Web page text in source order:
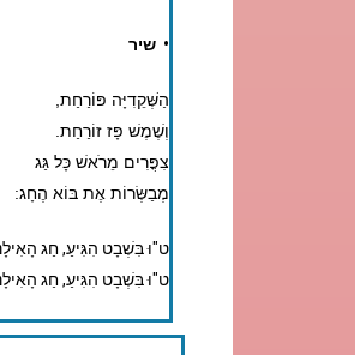
• שיר
הַשְּׁקֵדִיָּה
וְשֶׁמֶשׁ פָּז זוֹרַחַת.
צִפֳּרִים מֵרֹאשׁ כָּל גַּג
מְבַשְּׂרוֹת אֶת בּוֹא הֶחָג:
ט"וּ בִּשְׁבָט הִגִּיעַ, חַג
ט"וּ בִּשְׁבָט הִגִּיעַ, חַג